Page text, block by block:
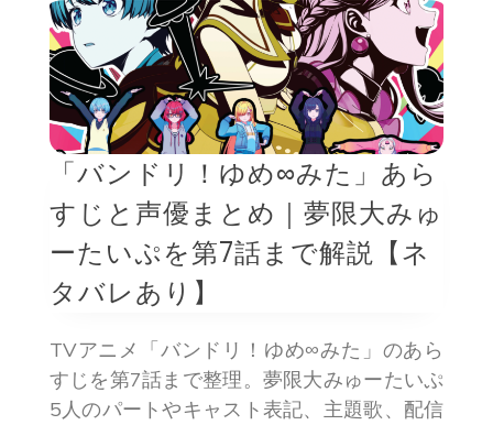
「バンドリ！ゆめ∞みた」あら
すじと声優まとめ｜夢限大みゅ
ーたいぷを第7話まで解説【ネ
タバレあり】
TVアニメ「バンドリ！ゆめ∞みた」のあら
すじを第7話まで整理。夢限大みゅーたいぷ
5人のパートやキャスト表記、主題歌、配信